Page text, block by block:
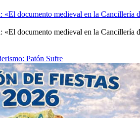
«El documento medieval en la Cancillería
«El documento medieval en la Cancillería
Patón Sufre